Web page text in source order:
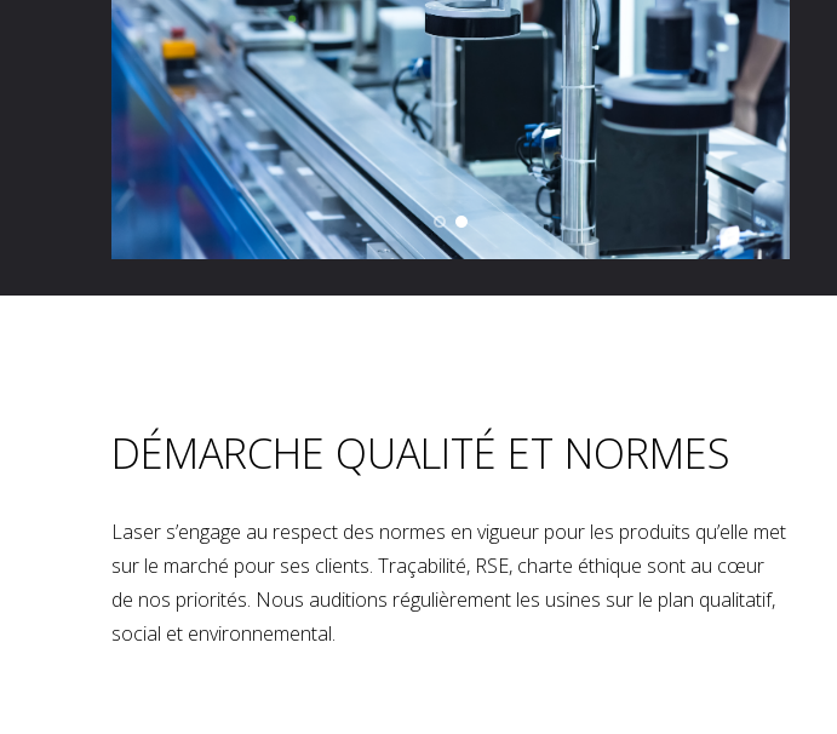
DÉMARCHE QUALITÉ ET NORMES
Laser s’engage au respect des normes en vigueur pour les produits qu’elle met
sur le marché pour ses clients. Traçabilité, RSE, charte éthique sont au cœur
de nos priorités. Nous auditions régulièrement les usines sur le plan qualitatif,
social et environnemental.